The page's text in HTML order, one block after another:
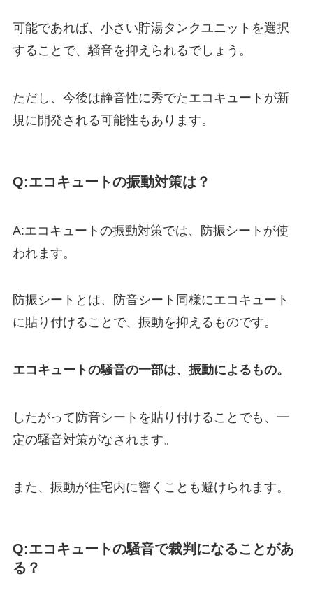
可能であれば、小さい貯湯タンクユニットを選択
することで、騒音を抑えられるでしょう。
ただし、今後は静音性に秀でたエコキュートが新
規に開発される可能性もあります。
Q:エコキュートの振動対策は？
A:エコキュートの振動対策では、防振シートが使
われます。
防振シートとは、防音シート同様にエコキュート
に貼り付けることで、振動を抑えるものです。
エコキュートの騒音の一部は、振動によるもの。
したがって防音シートを貼り付けることでも、一
定の騒音対策がなされます。
また、振動が住宅内に響くことも避けられます。
Q:エコキュートの騒音で裁判になることがあ
る？